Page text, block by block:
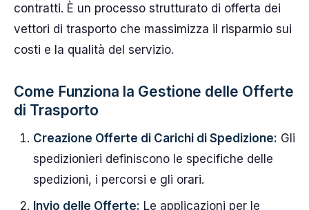
contratti. È un processo strutturato di offerta dei
vettori di trasporto che massimizza il risparmio sui
costi e la qualità del servizio.
Come Funziona la Gestione delle Offerte
di Trasporto
Creazione Offerte di Carichi di Spedizione: Gli
spedizionieri definiscono le specifiche delle
spedizioni, i percorsi e gli orari.
Invio delle Offerte: Le applicazioni per le